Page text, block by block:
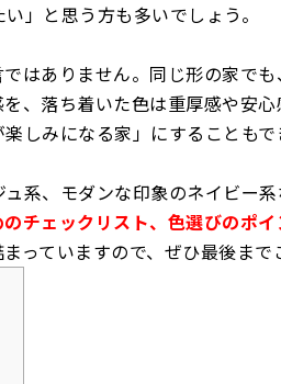
」と思う方も多いでしょう。
はありません。同じ形の家で
、落ち着いた色は重厚感や安
しみになる家」にすることもで
系、モダンな印象のネイビー
チェックリスト、色選びのポ
っていますので、ぜひ最後まで